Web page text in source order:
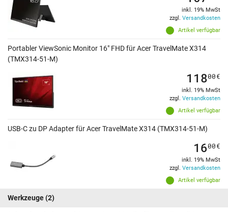
Artikel verfügbar
inkl. 19% MwSt
zzgl. Versandkosten
Portabler ViewSonic Monitor 16" FHD für Acer TravelMate X314
(TMX314-51-M)
Artikel verfügbar
11800€
inkl. 19% MwSt
zzgl. Versandkosten
USB-C zu DP Adapter für Acer TravelMate X314 (TMX314-51-M)
Artikel verfügbar
1600€
inkl. 19% MwSt
zzgl. Versandkosten
Werkzeuge(2)